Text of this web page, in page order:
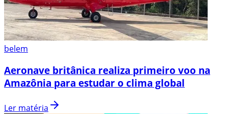
belem
Aeronave britânica realiza primeiro voo na
Amazônia para estudar o clima global
Ler matéria